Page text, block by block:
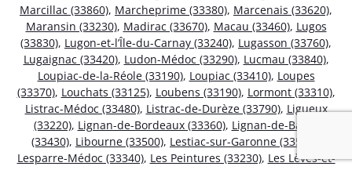
Marcillac (33860), Marcheprime (33380), Marcenais (33620),
Maransin (33230), Madirac (33670), Macau (33460), Lugos
(33830), Lugon-et-l’Île-du-Carnay (33240), Lugasson (33760),
Lugaignac (33420), Ludon-Médoc (33290), Lucmau (33840),
Loupiac-de-la-Réole (33190), Loupiac (33410), Loupes
(33370), Louchats (33125), Loubens (33190), Lormont (33310),
Listrac-Médoc (33480), Listrac-de-Durèze (33790), Ligueux
(33220), Lignan-de-Bordeaux (33360), Lignan-de-Bazas
(33430), Libourne (33500), Lestiac-sur-Garonne (33550)
Lesparre-Médoc (33340), Les Peintures (33230), Les Lèves-et-